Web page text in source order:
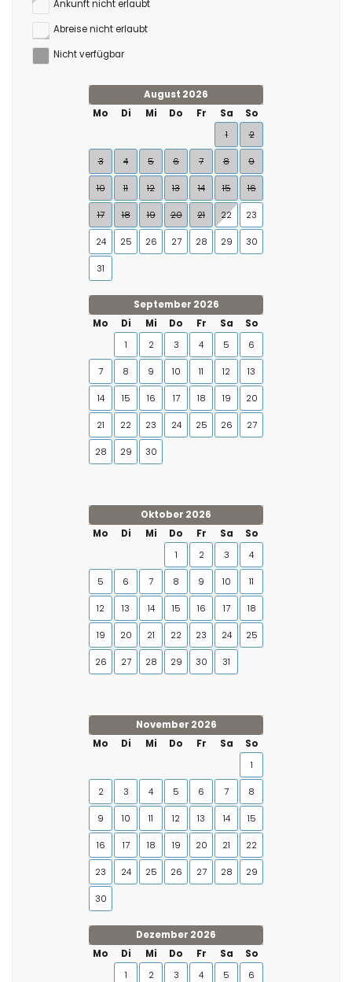
Ankunft nicht erlaubt
Abreise nicht erlaubt
Nicht verfügbar
August 2026
Mo
Di Mi Do Fr Sa
So
1
2
3 4 5 6 7 8 9
10 11 12 13 14 15 16
17 18 19 20 21 22 23
24 25 26 27 28 29 30
31
September 2026
Mo
Di Mi Do Fr Sa
So
1
2 3 4 5 6
7 8 9 10 11 12 13
14 15 16 17 18 19 20
21 22 23 24 25 26 27
28 29 30
Oktober 2026
Mo
Di Mi Do Fr Sa
So
1
2 3 4
5 6 7 8 9 10 11
12 13 14 15 16 17 18
19 20 21 22 23 24 25
26 27 28 29 30 31
November 2026
Mo
Di Mi Do Fr Sa
So
1
2 3 4 5 6 7 8
9 10 11 12 13 14 15
16 17 18 19 20 21 22
23 24 25 26 27 28 29
30
Dezember 2026
Mo
Di Mi Do Fr Sa
So
1
2 3 4 5 6